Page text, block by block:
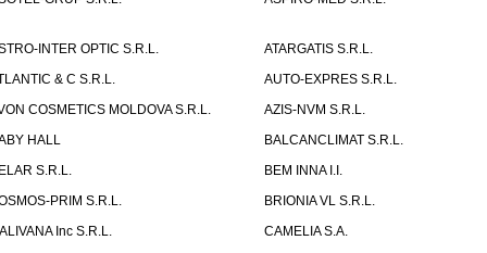
INTER OPTIC S.R.L.
ATARGATIS S.R.L.
& C S.R.L.
AUTO-EXPRES S.R.L.
COSMETICS MOLDOVA S.R.L.
AZIS-NVM S.R.L.
HALL
BALCANCLIMAT S.R.L.
S.R.L.
BEM INNA I.I.
PRIM S.R.L.
BRIONIA VL S.R.L.
Inc S.R.L.
CAMELIA S.A.